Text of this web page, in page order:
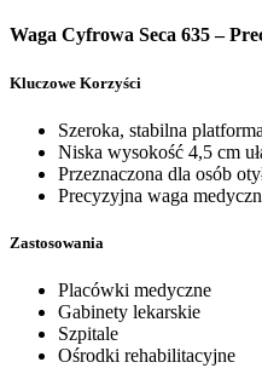
Waga Cyfrowa Seca 635 –
Kluczowe Korzyści
Szeroka, stabilna
Niska wysokość 4,5 cm
Przeznaczona dla osób
Precyzyjna waga
Zastosowania
Placówki medyczne
Gabinety lekarskie
Szpitale
Ośrodki rehabilitacyjne